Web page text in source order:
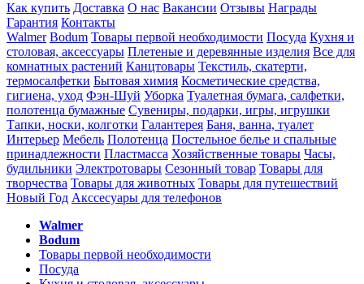
Как купить Доставка О нас Вакансии Отзывы Награды
Гарантия Контакты
Walmer Bodum Товары первой необходимости Посуда Кухня и
столовая, аксессуары Плетеные и деревянные изделия Все для
комнатных растений Канцтовары Текстиль, скатерти,
термосалфетки Бытовая химия Косметические средства,
гигиена, уход Фэн-Шуй Уборка Туалетная бумага, салфетки,
полотенца бумажные Сувениры, подарки, игры, игрушки
Тапки, носки, колготки Галантерея Баня, ванна, туалет
Интерьер Мебель Полотенца Постельное белье и спальные
принадлежности Пластмасса Хозяйственные товары Часы,
будильники Электротовары Сезонный товар Товары для
творчества Товары для животных Товары для путешествий
Новый Год Акссесуары для телефонов
Walmer
Bodum
Товары первой необходимости
Посуда